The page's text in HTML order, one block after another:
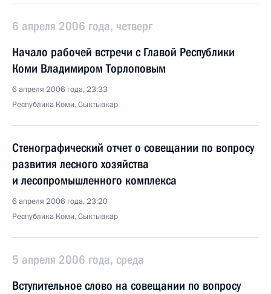
6 апреля 2006 года, четверг
Начало рабочей встречи с Главой Республики
Коми Владимиром Торлоповым
6 апреля 2006 года, 23:33
Республика Коми, Сыктывкар
Стенографический отчет о совещании по вопросу
развития лесного хозяйства
и лесопромышленного комплекса
6 апреля 2006 года, 23:20
Республика Коми, Сыктывкар
5 апреля 2006 года, среда
Вступительное слово на совещании по вопросу